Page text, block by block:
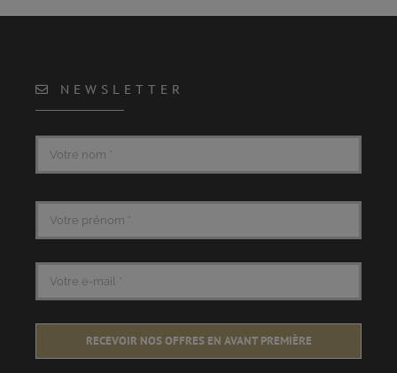
NEWSLETTER
RECEVOIR NOS OFFRES EN AVANT PREMIÈRE